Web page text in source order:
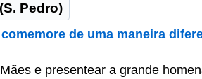
Pedro)
de uma maneira
e presentear a grande